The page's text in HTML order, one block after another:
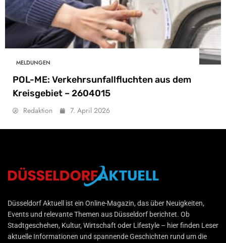
MELDUNGEN
POL-ME: Verkehrsunfallfluchten aus dem
Kreisgebiet – 2604015
Redaktion 7. April 2026
Düsseldorf Aktuell
Düsseldorf Aktuell ist ein Online-Magazin, das über Neuigkeiten,
Events und relevante Themen aus Düsseldorf berichtet. Ob
Stadtgeschehen, Kultur, Wirtschaft oder Lifestyle – hier finden Leser
aktuelle Informationen und spannende Geschichten rund um die